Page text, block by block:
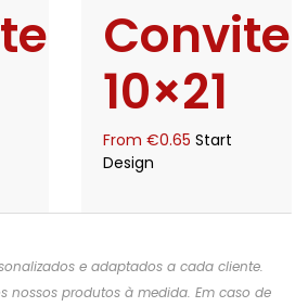
Convite
10×21
From €0.65 Start
Design
e adaptados a cada cliente.
nossos produtos à medida. Em caso de